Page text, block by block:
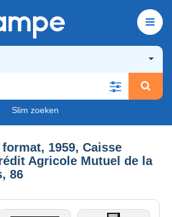
Slim zoeken
1959, Caisse
Agricole Mutuel de la
86